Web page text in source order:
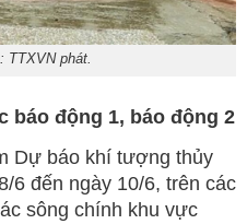
TTXVN phát.
báo động 1, báo động 2
Dự báo khí tượng thủy
6 đến ngày 10/6, trên các
sông chính khu vực